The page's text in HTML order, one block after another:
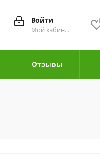
Войти
Мой кабинет
Отзывы